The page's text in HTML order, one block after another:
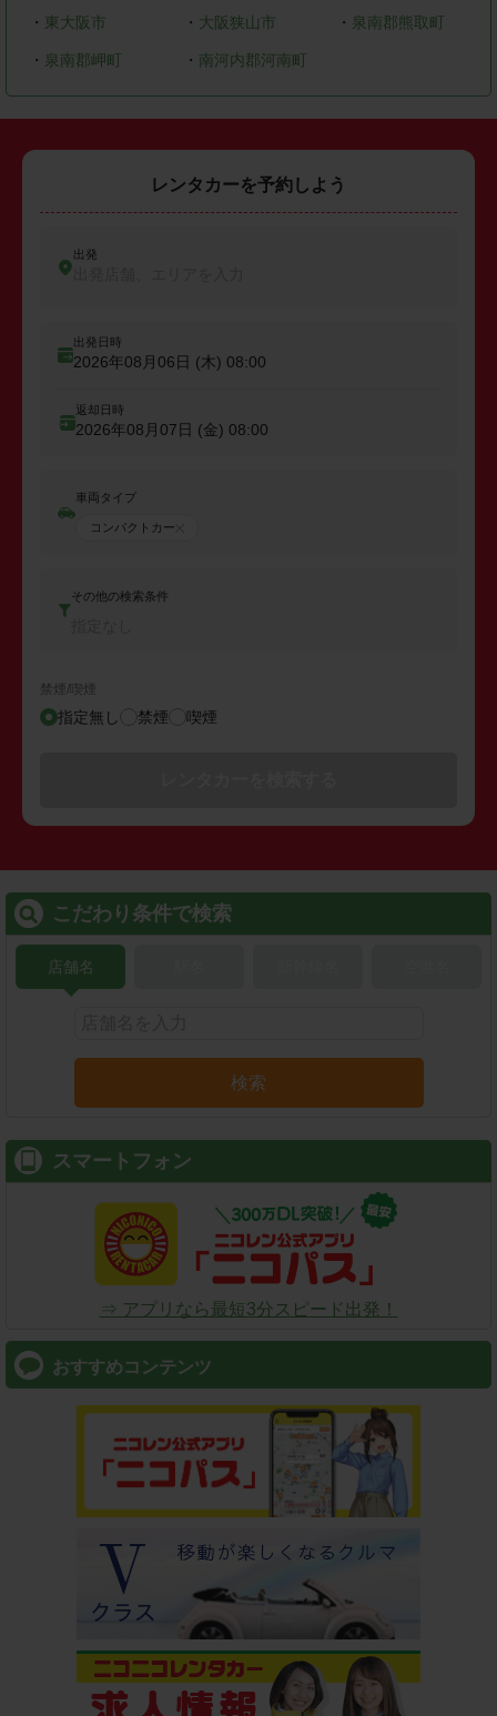
・ 東大阪市 ・ 大阪狭山市 ・ 泉南郡熊取町
・ 泉南郡岬町 ・ 南河内郡河南町
レンタカーを予約しよう
出発
出発日時
2026年08月06日 (木) 08:00
返却日時
2026年08月07日 (金) 08:00
車両タイプ
コンパクトカー
その他の検索条件
禁煙/喫煙
指定無し 禁煙 喫煙
こだわり条件で検索
店舗名
検索
スマートフォン
⇒ アプリなら最短3分スピード出発！
おすすめコンテンツ